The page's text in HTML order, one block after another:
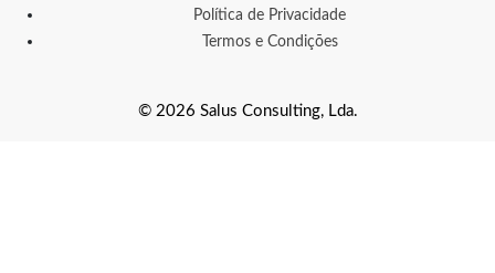
Política de Privacidade
Termos e Condições
© 2026 Salus Consulting, Lda.